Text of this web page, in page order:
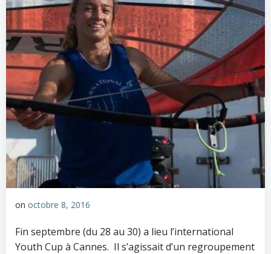
on octobre 8, 2016
Fin septembre (du 28 au 30) a lieu l’international
Youth Cup à Cannes. Il s’agissait d’un regroupement